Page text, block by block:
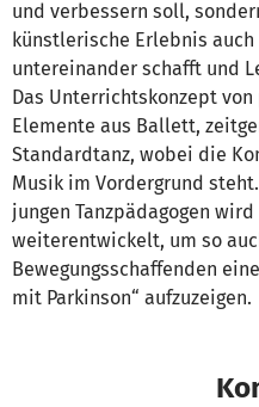
und verbessern soll,
künstlerische Erlebnis
untereinander schafft und
Das Unterrichtskonzept
Elemente aus Ballett,
Standardtanz, wobei die
Musik im Vordergrund
jungen Tanzpädagogen
weiterentwickelt, um so
Bewegungsschaffenden
mit Parkinson“ aufzuzeigen.